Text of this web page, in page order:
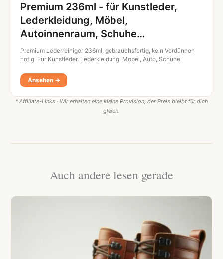
Premium 236ml - für Kunstleder,
Lederkleidung, Möbel,
Autoinnenraum, Schuhe…
Premium Lederreiniger 236ml, gebrauchsfertig, kein Verdünnen
nötig. Für Kunstleder, Lederkleidung, Möbel, Auto, Schuhe.
Ansehen →
* Affiliate-Links · Wir erhalten eine kleine Provision, der Preis bleibt für dich
gleich.
Auch andere lesen gerade